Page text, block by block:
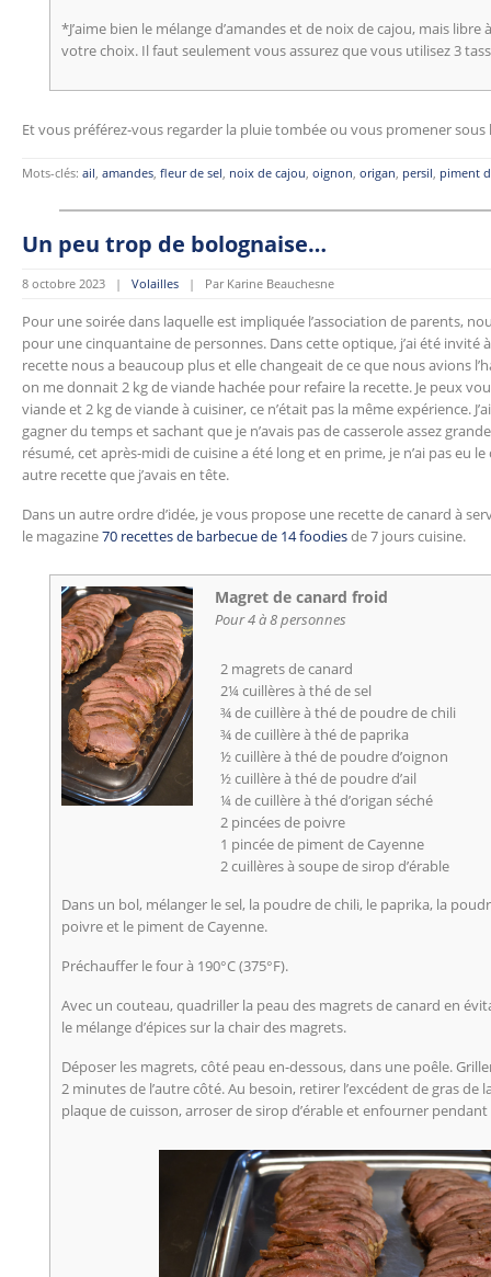
*J’aime bien le mélange d’amandes et de noix de cajou, mais libre
votre choix. Il faut seulement vous assurez que vous utilisez 3
Et vous préférez-vous regarder la pluie tombée ou vous promener sous
Mots-clés: ail, amandes, fleur de sel, noix de cajou, oignon, origan, persil, piment
Un peu trop de bolognaise…
8 octobre 2023 | Volailles | Par Karine Beauchesne
Pour une soirée dans laquelle est impliquée l’association de parents,
pour une cinquantaine de personnes. Dans cette optique, j’ai été invité
recette nous a beaucoup plus et elle changeait de ce que nous avions
on me donnait 2 kg de viande hachée pour refaire la recette. Je peux
viande et 2 kg de viande à cuisiner, ce n’était pas la même expérience.
gagner du temps et sachant que je n’avais pas de casserole assez
résumé, cet après-midi de cuisine a été long et en prime, je n’ai pas eu
autre recette que j’avais en tête.
Dans un autre ordre d’idée, je vous propose une recette de canard à
le magazine70 recettes de barbecue de 14 foodiesde 7 jours cuisine.
Magret de canard froid
Pour 4 à 8 personnes
2 magrets de canard
2¼ cuillères à thé de sel
¾ de cuillère à thé de poudre de chili
¾ de cuillère à thé de paprika
½ cuillère à thé de poudre d’oignon
½ cuillère à thé de poudre d’ail
¼ de cuillère à thé d’origan séché
2 pincées de poivre
1 pincée de piment de Cayenne
2 cuillères à soupe de sirop d’érable
Dans un bol, mélanger le sel, la poudre de chili, le paprika, la
poivre et le piment de Cayenne.
Préchauffer le four à 190°C (375°F).
Avec un couteau, quadriller la peau des magrets de canard en
le mélange d’épices sur la chair des magrets.
Déposer les magrets, côté peau en-dessous, dans une poêle.
2 minutes de l’autre côté. Au besoin, retirer l’excédent de gras de
plaque de cuisson, arroser de sirop d’érable et enfourner